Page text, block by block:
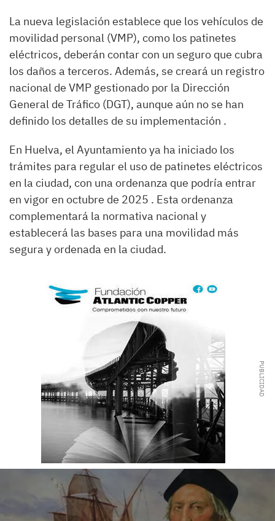
La nueva legislación establece que los vehículos de
movilidad personal (VMP), como los patinetes
eléctricos, deberán contar con un seguro que cubra
los daños a terceros. Además, se creará un registro
nacional de VMP gestionado por la Dirección
General de Tráfico (DGT), aunque aún no se han
definido los detalles de su implementación .
En Huelva, el Ayuntamiento ya ha iniciado los
trámites para regular el uso de patinetes eléctricos
en la ciudad, con una ordenanza que podría entrar
en vigor en octubre de 2025 . Esta ordenanza
complementará la normativa nacional y
establecerá las bases para una movilidad más
segura y ordenada en la ciudad.